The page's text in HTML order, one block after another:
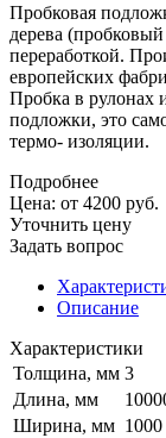
Пробковая
дерева
переработкой.
европейских
Пробка в рулонах
подложки, это
термо- изоляции.
Подробнее
Цена: от 4200 руб.
Уточнить цену
Задать вопрос
Описание
Характеристики
Толщина, мм 3
Длина, мм
Ширина, мм 1000